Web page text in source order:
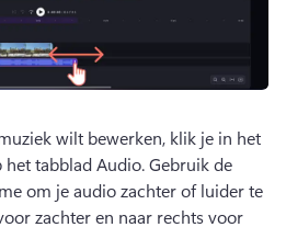
wilt bewerken, klik je in het
het tabblad Audio. Gebruik de
om je audio zachter of luider te
zachter en naar rechts voor